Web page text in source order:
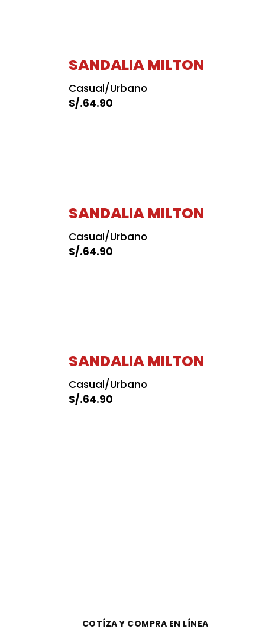
SANDALIA MILTON
Casual/Urbano
S/.64.90
SANDALIA MILTON
Casual/Urbano
S/.64.90
SANDALIA MILTON
Casual/Urbano
S/.64.90
COTÍZA Y COMPRA EN LÍNEA